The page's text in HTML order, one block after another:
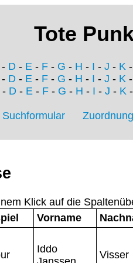
Tote
- D - E - F - G - H - I - J - K
- D - E - F - G - H - I - J - K
- D- E- F- G - H - I - J - K
Suchformular
Klick auf die
Vorname
Iddo
Visser